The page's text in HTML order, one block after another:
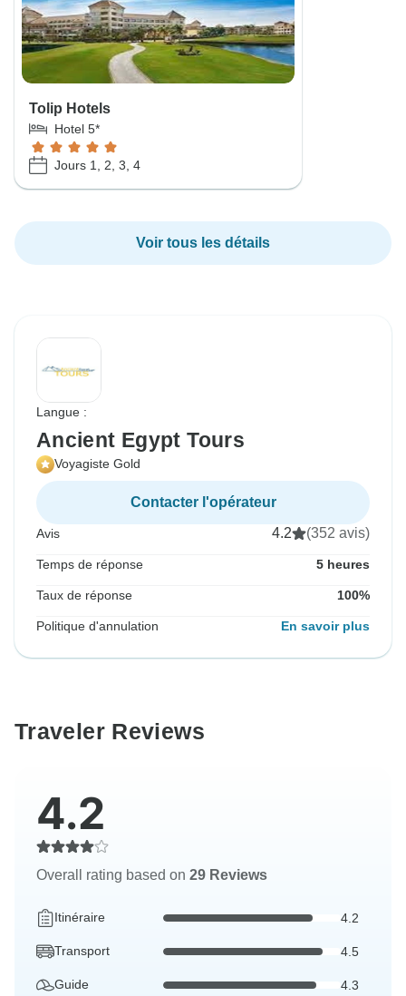
Tolip Hotels
Hotel 5*
Jours 1, 2, 3, 4
Voir tous les détails
Langue :
Ancient Egypt Tours
Voyagiste Gold
Contacter l'opérateur
Avis 4.2 (352 avis)
Temps de réponse 5 heures
Taux de réponse 100%
Politique d'annulation En savoir plus
Traveler Reviews
4.2
Overall rating based on 29 Reviews
Itinéraire 4.2
Transport 4.5
Guide 4.3